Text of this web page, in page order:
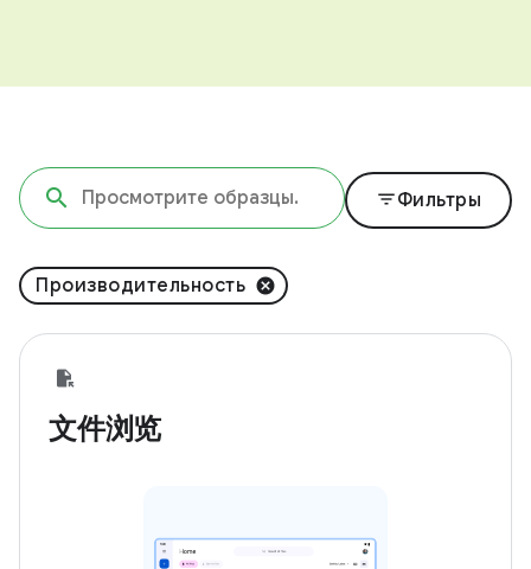
filter_listФильтры
Производительность
文件浏览